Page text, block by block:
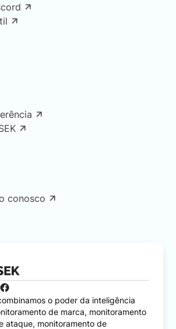
conosco
o poder da inteligência
de marca, monitoramento
ataque, monitoramento de